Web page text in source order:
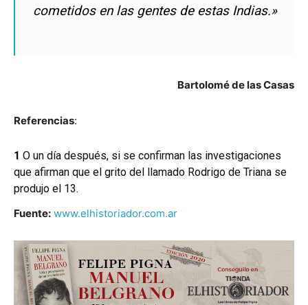
cometidos en las gentes de estas Indias.»
Bartolomé de las Casas
Referencias:
1 O un día después, si se confirman las investigaciones
que afirman que el grito del llamado Rodrigo de Triana se
produjo el 13.
Fuente: www.elhistoriador.com.ar